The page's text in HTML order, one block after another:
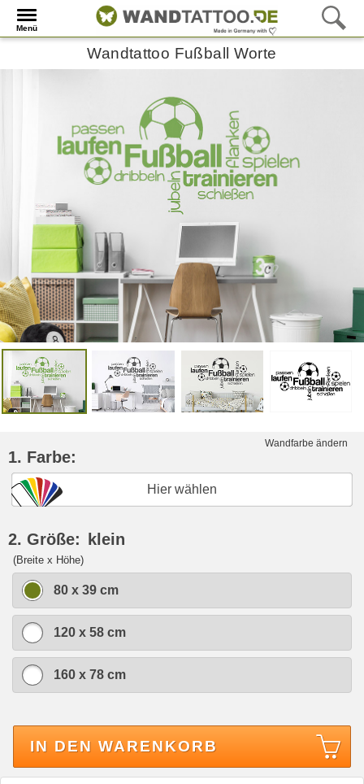
Menü
Wandtattoo Fußball Worte
Wandfarbe ändern
1. Farbe:
Hier wählen
2. Größe: klein
(Breite x Höhe)
80 x 39 cm
120 x 58 cm
160 x 78 cm
IN DEN WARENKORB